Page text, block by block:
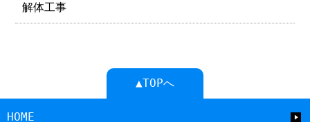
解体工事
▲TOPへ
HOME